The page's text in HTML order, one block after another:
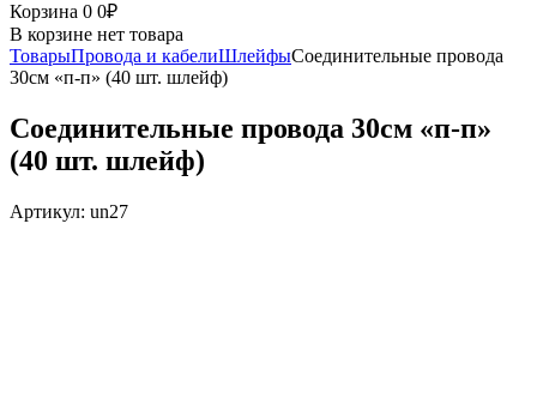
Корзина 0 0₽
В корзине нет товара
ТоварыПровода и кабелиШлейфыСоединительные провода
30см «п-п» (40 шт. шлейф)
Соединительные провода 30см «п-п»
(40 шт. шлейф)
Артикул: un27